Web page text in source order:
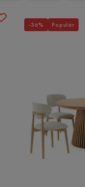
-36% Populär